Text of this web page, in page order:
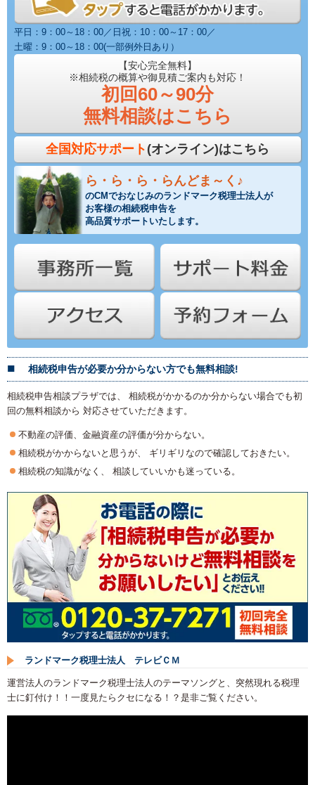
平日：9：00～18：00／日祝：10：00～17：00／
土曜：9：00～18：00(一部例外日あり）
【安心完全無料】
※相続税の概算や御見積ご案内も対応！
初回60～90分
無料相談はこちら
全国対応サポート(オンライン)はこちら
ら・ら・ら・らんどま～く♪
のCMでおなじみのランドマーク税理士法人が
お客様の相続税申告を
高品質サポートいたします。
相続税申告が必要か分からない方でも無料相談!
相続税申告相談プラザでは、 相続税がかかるのか分からない場合でも初
回の無料相談から 対応させていただきます。
不動産の評価、金融資産の評価が分からない。
相続税がかからないと思うが、 ギリギリなので確認しておきたい。
相続税の知識がなく、 相談していいかも迷っている。
ランドマーク税理士法人 テレビＣＭ
運営法人のランドマーク税理士法人のテーマソングと、突然現れる税理
士に釘付け！！一度見たらクセになる！？是非ご覧ください。